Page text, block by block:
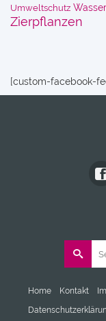
Umweltschutz
Zierpflanzen
[custom-facebook-
Search
Home Kontakt